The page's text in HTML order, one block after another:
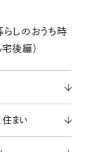
t
らしのおうち時
後編）
住まい